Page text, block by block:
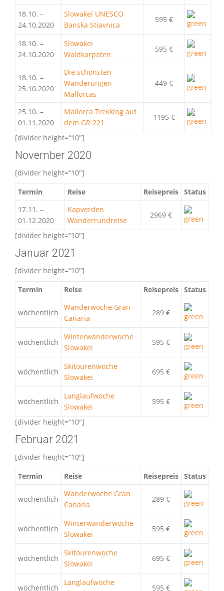
18.10. –
24.10.2020
Slowakei UNESCO
Banska Stiavnica
595 €
18.10. –
24.10.2020
Slowakei
Waldkarpaten
595 €
18.10. –
25.10.2020
Die schönsten
Wanderungen
Mallorcas
449 €
25.10. –
01.11.2020
Mallorca Trekking auf
dem GR 221
1195 €
[divider height=“10″]
November 2020
[divider height=“10″]
Termin
Reise Reisepreis Status
17.11. –
01.12.2020
Kapverden
Wanderrundreise
2969 €
[divider height=“10″]
Januar 2021
[divider height=“10″]
Termin
Reise Reisepreis Status
wöchentlich
Wanderwoche Gran
Canaria
289 €
wöchentlich
Winterwanderwoche
Slowakei
595 €
wöchentlich
Skitourenwoche
Slowakei
695 €
wöchentlich
Langlaufwoche
Slowakei
595 €
[divider height=“10″]
Februar 2021
[divider height=“10″]
Termin
Reise Reisepreis Status
wöchentlich
Wanderwoche Gran
Canaria
289 €
wöchentlich
Winterwanderwoche
Slowakei
595 €
wöchentlich
Skitourenwoche
Slowakei
695 €
wöchentlich
Langlaufwoche
595 €